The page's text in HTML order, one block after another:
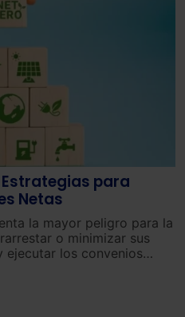
para
Netas
la mayor peligro para la
o minimizar sus
ejecutar los convenios